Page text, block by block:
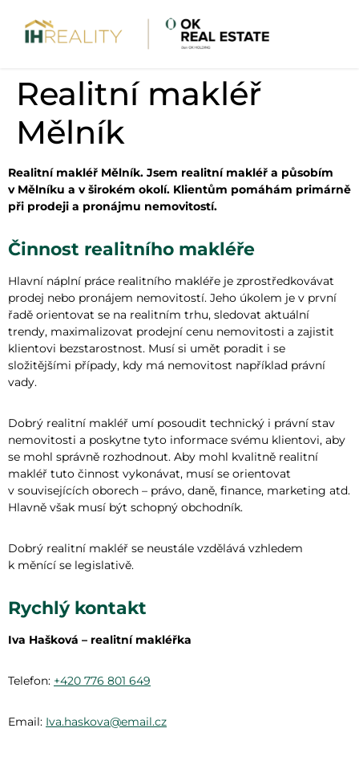
Realitní makléř
Mělník
Realitní makléř Mělník. Jsem realitní makléř a působím
v Mělníku a v širokém okolí. Klientům pomáhám primárně
při prodeji a pronájmu nemovitostí.
Činnost realitního makléře
Hlavní náplní práce realitního makléře je zprostředkovávat
prodej nebo pronájem nemovitostí. Jeho úkolem je v první
řadě orientovat se na realitním trhu, sledovat aktuální
trendy, maximalizovat prodejní cenu nemovitosti a zajistit
klientovi bezstarostnost. Musí si umět poradit i se
složitějšími případy, kdy má nemovitost například právní
vady.
Dobrý realitní makléř umí posoudit technický i právní stav
nemovitosti a poskytne tyto informace svému klientovi, aby
se mohl správně rozhodnout. Aby mohl kvalitně realitní
makléř tuto činnost vykonávat, musí se orientovat
v souvisejících oborech – právo, daně, finance, marketing atd.
Hlavně však musí být schopný obchodník.
Dobrý realitní makléř se neustále vzdělává vzhledem
k měnící se legislativě.
Rychlý kontakt
Iva Hašková – realitní makléřka
Telefon: +420 776 801 649
Email: Iva.haskova@email.cz